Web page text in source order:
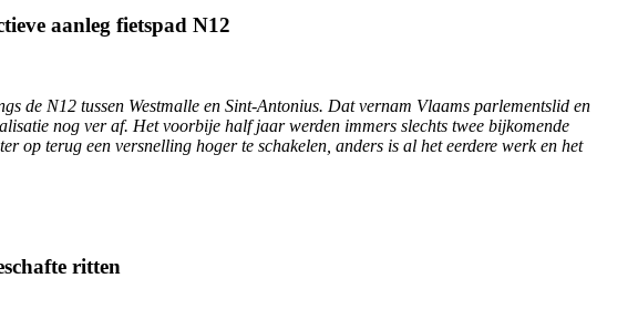
aanleg fietspad N12
de N12 tussen Westmalle en Sint-Antonius. Dat vernam Vlaams parlementslid en
nog ver af. Het voorbije half jaar werden immers slechts twee bijkomende
op terug een versnelling hoger te schakelen, anders is al het eerdere werk en het
ritten